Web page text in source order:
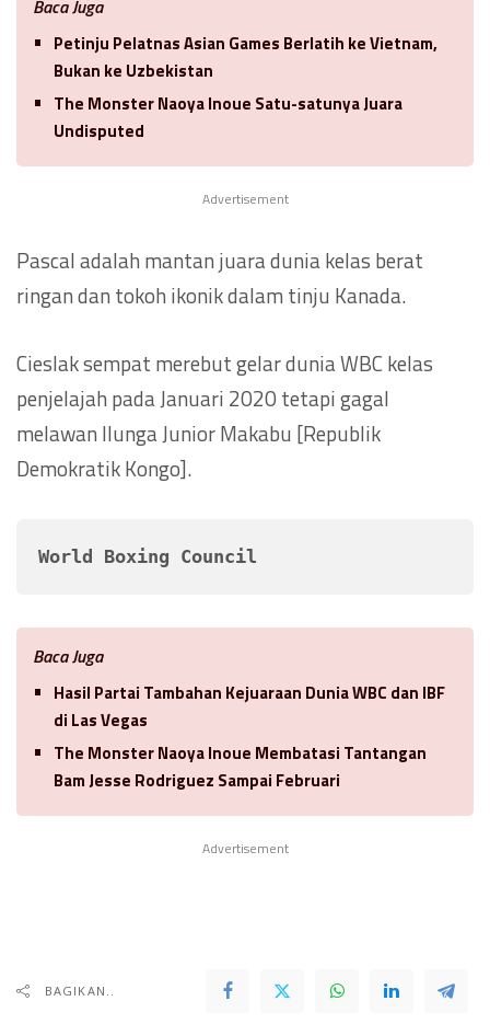
Baca Juga
Petinju Pelatnas Asian Games Berlatih ke Vietnam,
Bukan ke Uzbekistan
The Monster Naoya Inoue Satu-satunya Juara
Undisputed
Advertisement
Pascal adalah mantan juara dunia kelas berat
ringan dan tokoh ikonik dalam tinju Kanada.
Cieslak sempat merebut gelar dunia WBC kelas
penjelajah pada Januari 2020 tetapi gagal
melawan Ilunga Junior Makabu [Republik
Demokratik Kongo].
World Boxing Council
Baca Juga
Hasil Partai Tambahan Kejuaraan Dunia WBC dan IBF
di Las Vegas
The Monster Naoya Inoue Membatasi Tantangan
Bam Jesse Rodriguez Sampai Februari
Advertisement
BAGIKAN..